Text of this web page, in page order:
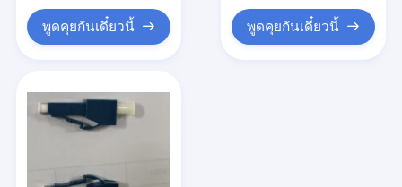
PM และส่วนประกอบกำลังสูง
พูดคุยกันเดี๋ยวนี้ พูดคุยกันเดี๋ยวนี้